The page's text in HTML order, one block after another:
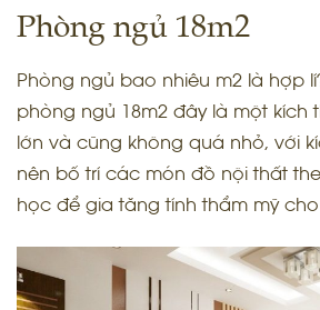
Phòng ngủ 18m2
Phòng ngủ bao nhiêu m2 là hợp
phòng ngủ 18m2 đây là một kích
lớn và cũng không quá nhỏ, với
nên bố trí các món đồ nội thất
học để gia tăng tính thẩm mỹ